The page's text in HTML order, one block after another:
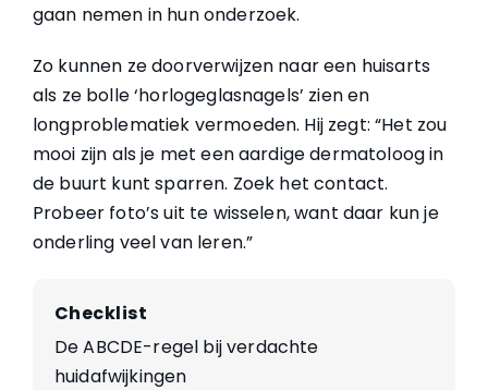
gaan nemen in hun onderzoek.
Zo kunnen ze doorverwijzen naar een huisarts
als ze bolle ‘horlogeglasnagels’ zien en
longproblematiek vermoeden. Hij zegt: “Het zou
mooi zijn als je met een aardige dermatoloog in
de buurt kunt sparren. Zoek het contact.
Probeer foto’s uit te wisselen, want daar kun je
onderling veel van leren.”
Checklist
De ABCDE-regel bij verdachte
huidafwijkingen